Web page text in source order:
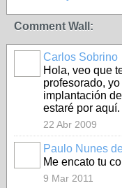
Comment Wall:
Carlos Sobrino
Hola, veo que
profesorado,
implantación
estaré por
22 Abr 2009
Paulo Nunes
Me encato tu
9 Mar 2011